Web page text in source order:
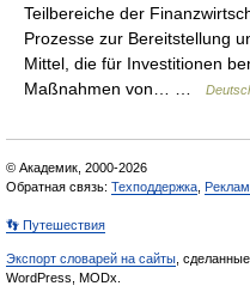
Teilbereiche der
Prozesse zur Bereitstellung
Mittel, die für Investitionen
Maßnahmen von… …
© Академик, 2000-2026
Обратная связь: Техподдержка
👣 Путешествия
Экспорт словарей на сайты ,
WordPress, MODx.